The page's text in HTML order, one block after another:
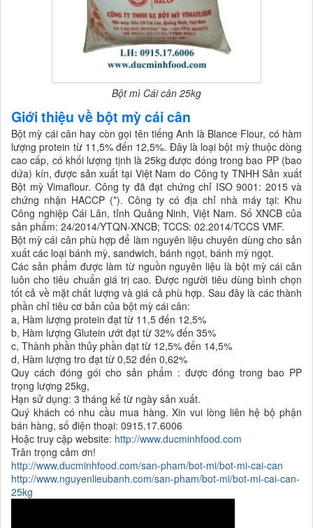
Bột mì Cái cân 25kg
Giới thiệu về bột mỳ cái cân
Bột mỳ cái cân hay còn gọi tên tiếng Anh là Blance Flour, có hàm
lượng protein từ 11,5% đến 12,5%. Đây là loại bột mỳ thuộc dòng
cao cấp, có khối lượng tịnh là 25kg được đóng trong bao PP (bao
dứa) kín, được sản xuất tại Việt Nam do Công ty TNHH Sản xuất
Bột mỳ Vimaflour. Công ty đã đạt chứng chỉ ISO 9001: 2015 và
chứng nhận HACCP (*). Công ty có địa chỉ nhà máy tại: Khu
Công nghiệp Cái Lân, tỉnh Quảng Ninh, Việt Nam. Số XNCB của
sản phẩm: 24/2014/YTQN-XNCB; TCCS: 02.2014/TCCS VMF.
Bột mỳ cái cân phù hợp để làm nguyên liệu chuyên dùng cho sản
xuất các loại bánh mỳ, sandwich, bánh ngọt, bánh mỳ ngọt.
Các sản phẩm được làm từ nguồn nguyên liệu là bột mỳ cái cân
luôn cho tiêu chuẩn giá trị cao. Được người tiêu dùng bình chọn
tốt cả về mặt chất lượng và giá cả phù hợp. Sau đây là các thành
phần chỉ tiêu cơ bản của bột mỳ cái cân:
a, Hàm lượng protein đạt từ 11,5 đến 12,5%
b, Hàm lượng Glutein ướt đạt từ 32% đến 35%
c, Thành phần thủy phần đạt từ 12,5% đến 14,5%
d, Hàm lượng tro đạt từ 0,52 đến 0,62%
Quy cách đóng gói cho sản phẩm : được đóng trong bao PP
trọng lượng 25kg,
Hạn sử dụng: 3 tháng kể từ ngày sản xuất.
Quý khách có nhu cầu mua hàng. Xin vui lòng liên hệ bộ phận
bán hàng, số điện thoại: 0915.17.6006
Hoặc truy cập website: http://www.ducminhfood.com
Trân trọng cảm ơn!
http://www.ducminhfood.com/san-pham/bot-mi/bot-mi-cai-can
http://www.nguyenlieubanh.com/san-pham/bot-mi/bot-mi-cai-can-
25kg